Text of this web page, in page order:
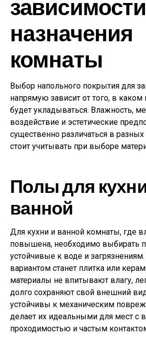
назначения
комнаты
Выбор напольного покрытия для
напрямую зависит от того, в
будет укладываться. Влажность,
воздействие и эстетические
существенно различаться в
стоит учитывать при выборе
Полы для
ванной
Для кухни и ванной комнаты, где
повышена, необходимо выбирать
устойчивые к воде и
вариантом станет плитка или
материалы не впитывают влагу,
долго сохраняют свой внешний
устойчивы к механическим
делает их идеальными для мест с
проходимостью и частым